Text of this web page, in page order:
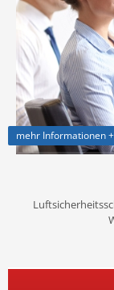
mehr Informationen +